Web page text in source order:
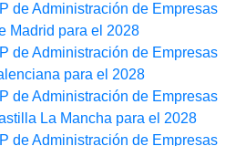
de Administración de Empresas
Madrid para el 2028
de Administración de Empresas
para el 2028
de Administración de Empresas
La Mancha para el 2028
de Administración de Empresas